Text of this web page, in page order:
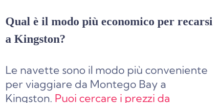
Qual è il modo più economico per recarsi
a Kingston?
Le navette sono il modo più conveniente
per viaggiare da Montego Bay a
Kingston. Puoi cercare i prezzi da